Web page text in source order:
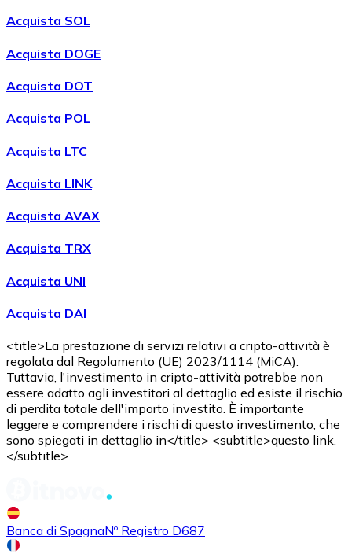
Acquista SOL
Acquista DOGE
Acquista DOT
Acquista POL
Acquista LTC
Acquista LINK
Acquista AVAX
Acquista TRX
Acquista UNI
Acquista DAI
<title>La prestazione di servizi relativi a cripto-attività è
regolata dal Regolamento (UE) 2023/1114 (MiCA).
Tuttavia, l'investimento in cripto-attività potrebbe non
essere adatto agli investitori al dettaglio ed esiste il rischio
di perdita totale dell'importo investito. È importante
leggere e comprendere i rischi di questo investimento, che
sono spiegati in dettaglio in</title> <subtitle>questo link.
</subtitle>
Banca di SpagnaNº Registro D687